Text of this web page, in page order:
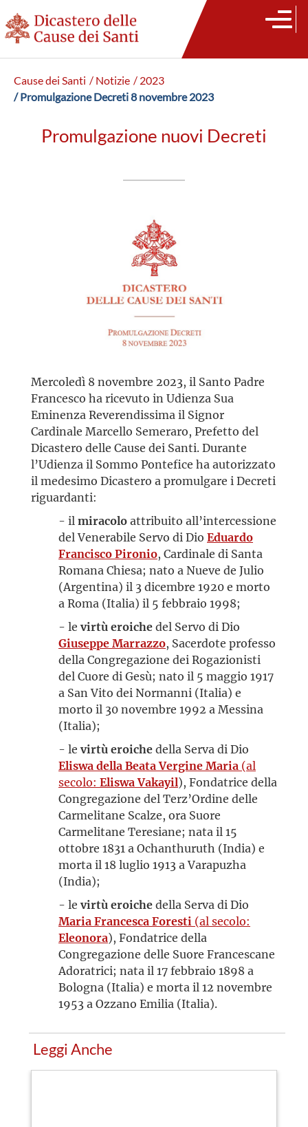
Cause dei Santi / Notizie / 2023
/ Promulgazione Decreti 8 novembre 2023
Promulgazione nuovi Decreti
Mercoledì 8 novembre 2023, il Santo Padre
Francesco ha ricevuto in Udienza Sua
Eminenza Reverendissima il Signor
Cardinale Marcello Semeraro, Prefetto del
Dicastero delle Cause dei Santi. Durante
l’Udienza il Sommo Pontefice ha autorizzato
il medesimo Dicastero a promulgare i Decreti
riguardanti:
- il miracoloattribuito all’intercessione
del Venerabile Servo di Dio Eduardo
Francisco Pironio, Cardinale di Santa
Romana Chiesa; nato a Nueve de Julio
(Argentina) il 3 dicembre 1920 e morto
a Roma (Italia) il 5 febbraio 1998;
- le virtù eroichedel Servo di Dio
Giuseppe Marrazzo, Sacerdote professo
della Congregazione dei Rogazionisti
del Cuore di Gesù; nato il 5 maggio 1917
a San Vito dei Normanni (Italia) e
morto il 30 novembre 1992 a Messina
(Italia);
- le virtù eroichedella Serva di Dio
Eliswa della Beata Vergine Maria (al
secolo: Eliswa Vakayil), Fondatrice della
Congregazione del Terz’Ordine delle
Carmelitane Scalze, ora Suore
Carmelitane Teresiane; nata il 15
ottobre 1831 a Ochanthuruth (India) e
morta il 18 luglio 1913 a Varapuzha
(India);
- le virtù eroichedella Serva di Dio
Maria Francesca Foresti (al secolo:
Eleonora), Fondatrice della
Congregazione delle Suore Francescane
Adoratrici; nata il 17 febbraio 1898 a
Bologna (Italia) e morta il 12 novembre
1953 a Ozzano Emilia (Italia).
Leggi Anche